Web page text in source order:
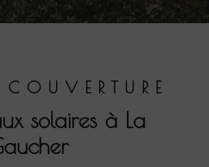
COUVERTURE